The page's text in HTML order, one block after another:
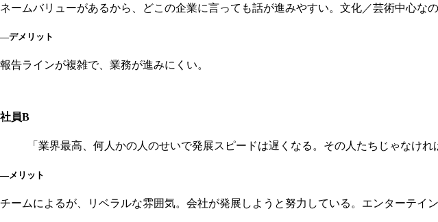
ネームバリューがあるから、どこの企業に言っても話が進みやすい。文化／芸術中心な
―デメリット
報告ラインが複雑で、業務が進みにくい。
社員B
「業界最高、何人かの人のせいで発展スピードは遅くなる。その人たちじゃなけれ
―メリット
チームによるが、リベラルな雰囲気。会社が発展しようと努力している。エンターテイ